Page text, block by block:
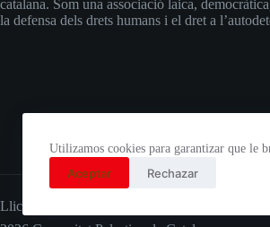
Utilizamos cookies para garantizar que le
Aceptar Rechazar
catalana. Som una associació laica,
la defensa dels drets humans i el dret a
Llicència Creative Commons